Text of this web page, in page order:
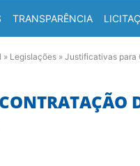
TRANSPARÊNCIA
» Legislações » Justificativas para